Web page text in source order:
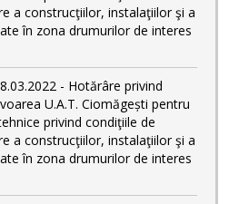
a construcţiilor, instalaţiilor şi a
în zona drumurilor de interes
- Hotărâre privind
U.A.T. Ciomăgești pentru
privind condiţiile de
a construcţiilor, instalaţiilor şi a
în zona drumurilor de interes